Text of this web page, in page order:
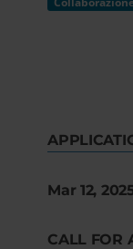
Mar 12,
CALL FOR